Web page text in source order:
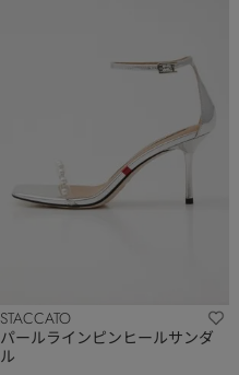
STACCATO
パールラインピンヒールサンダ
ル